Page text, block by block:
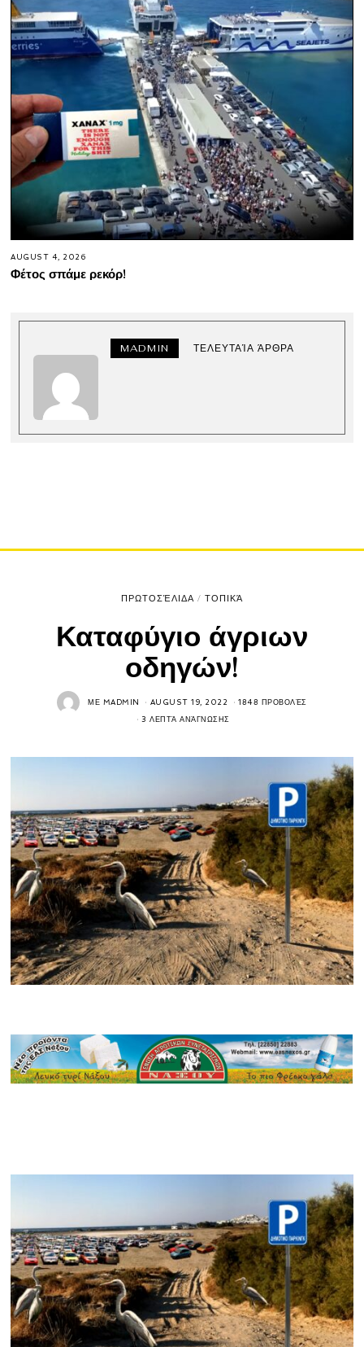
AUGUST 4, 2026
Φέτος σπάμε ρεκόρ!
MADMIN ΤΕΛΕΥΤΑΊΑ ΆΡΘΡΑ
ΠΡΩΤΟΣΈΛΙΔΑ / ΤΟΠΙΚΆ
Καταφύγιο άγριων
οδηγών!
ΜΕ MADMIN AUGUST 19, 2022 1848 ΠΡΟΒΟΛΈΣ
3 ΛΕΠΤΆ ΑΝΆΓΝΩΣΗΣ